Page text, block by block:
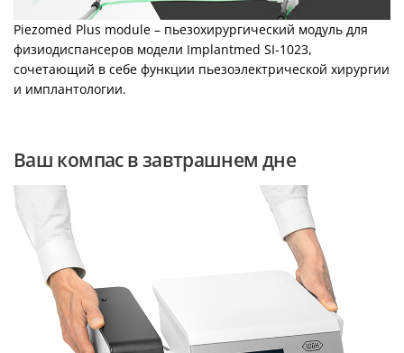
Piezomed Plus module – пьезохирургический модуль для
физиодиспансеров модели Implantmed SI-1023,
сочетающий в себе функции пьезоэлектрической хирургии
и имплантологии.
Ваш компас в завтрашнем дне